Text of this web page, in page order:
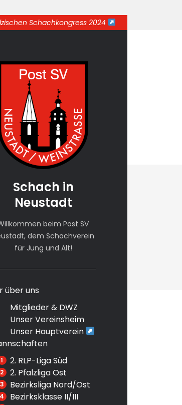
Schachkongress 2024
Schach in
Neustadt
beim Post SV
dem Schachverein
für Jung und Alt!
über uns
Mitglieder & DWZ
Unser Vereinsheim
Unser Hauptverein
2. RLP-Liga Süd
2. Pfalzliga Ost
Bezirksliga Nord/Ost
Bezirksklasse II/III